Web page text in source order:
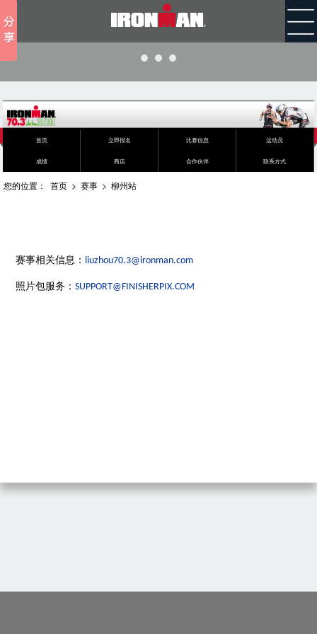
首页 立即报名 比赛信息 运动员
成绩 商店 合作伙伴 联系方式
您的位置： 首页 > 赛事 > 柳州站
赛事相关信息： liuzhou70.3@ironman.com
照片包服务：SUPPORT@FINISHERPIX.COM